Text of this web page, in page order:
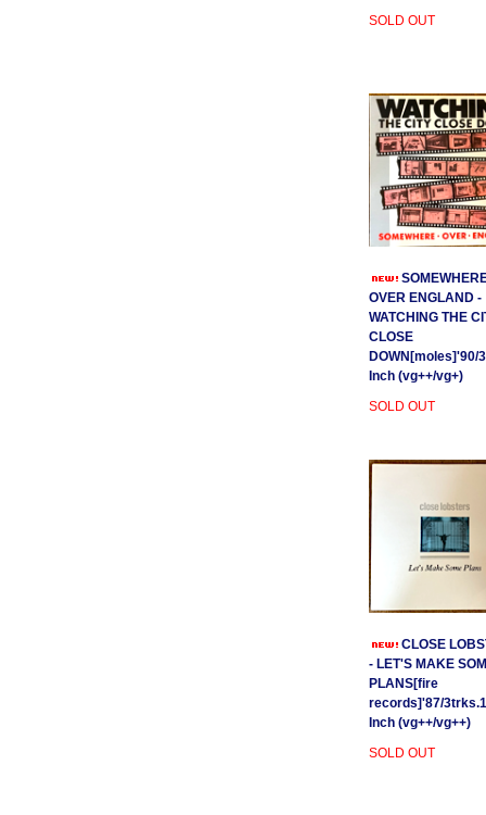
SOLD OUT
OVER ENGLAND -
WATCHING THE
CLOSE
DOWN[moles]'90/
Inch (vg++/vg+)
SOLD OUT
CLOSE
- LET'S MAKE
PLANS[fire
records]'87/
Inch (vg++/vg++)
SOLD OUT